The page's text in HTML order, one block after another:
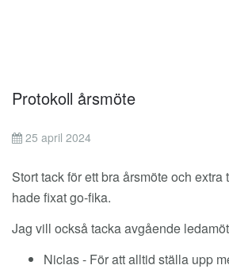
Protokoll årsmöte
25 april 2024
Stort tack för ett bra årsmöte och
hade fixat go-fika.
Jag vill också tacka avgående
Niclas - För att alltid ställa upp